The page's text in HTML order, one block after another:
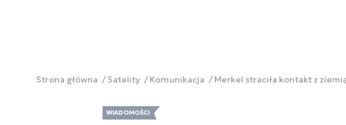
Strona główna Satelity Komunikacja Merkel straciła kontakt z
WIADOMOŚCI